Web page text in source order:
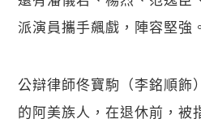
派演員攜手飆戲，陣容堅強。
公辯律師佟寶駒（李銘順飾
的阿美族人，在退休前，被